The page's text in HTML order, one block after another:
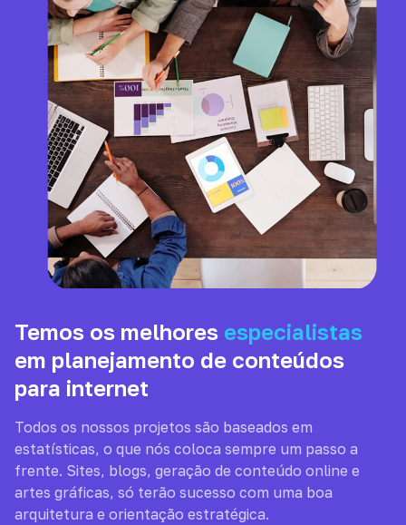
Temos os melhores especialistas
em planejamento de conteúdos
para internet
Todos os nossos projetos são baseados em
estatísticas, o que nós coloca sempre um passo a
frente. Sites, blogs, geração de conteúdo online e
artes gráficas, só terão sucesso com uma boa
arquitetura e orientação estratégica.